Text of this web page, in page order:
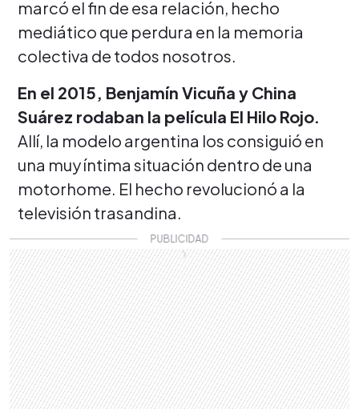
marcó el fin de esa relación, hecho
mediático que perdura en la memoria
colectiva de todos nosotros.
En el 2015, Benjamín Vicuña y China
Suárez rodaban la película El Hilo Rojo.
Allí, la modelo argentina los consiguió en
una muy íntima situación dentro de una
motorhome. El hecho revolucionó a la
televisión trasandina.